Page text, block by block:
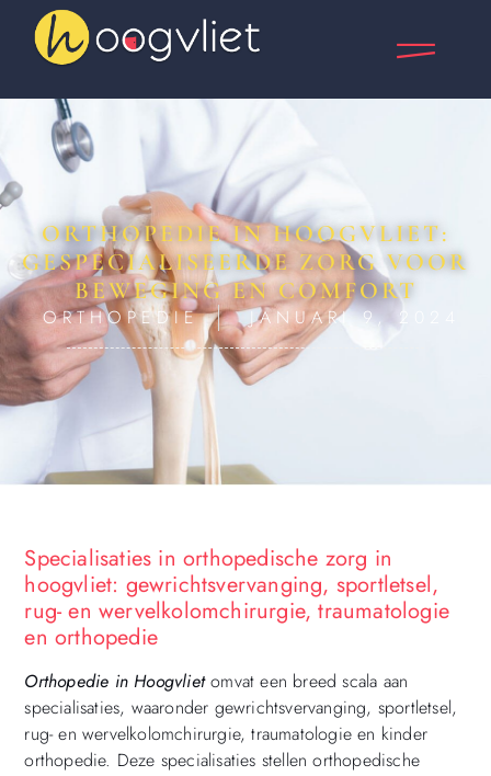
ORTHOPEDIE JANUARI 9, 2024
ORTHOPEDIE IN HOOGVLIET:
GESPECIALISEERDE ZORG VOOR
BEWEGING EN COMFORT
Specialisaties in orthopedische zorg in
hoogvliet: gewrichtsvervanging, sportletsel,
rug- en wervelkolomchirurgie, traumatologie
en orthopedie
Orthopedie in Hoogvlietomvat een breed scala aan
specialisaties, waaronder gewrichtsvervanging, sportletsel,
rug- en wervelkolomchirurgie, traumatologie en kinder
orthopedie. Deze specialisaties stellen orthopedische